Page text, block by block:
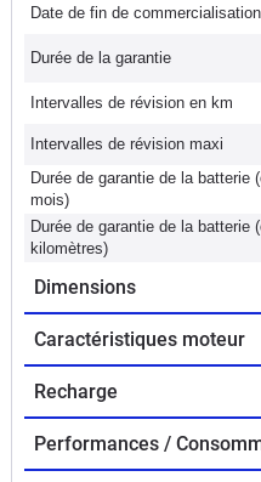
Date de fin de commercialisation
Durée de la garantie
Intervalles de révision en km
Intervalles de révision maxi
Durée de garantie de la batterie
mois)
Durée de garantie de la batterie
kilomètres)
Dimensions
Caractéristiques moteur
Recharge
Performances /